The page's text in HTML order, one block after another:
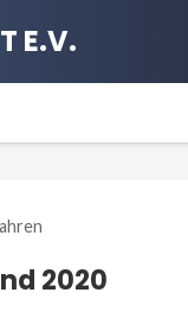
E.V.
2020